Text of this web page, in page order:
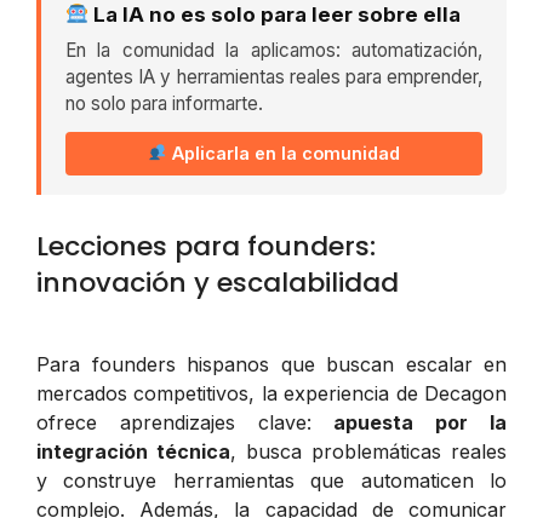
La IA no es solo para leer sobre ella
En la comunidad la aplicamos: automatización,
agentes IA y herramientas reales para emprender,
no solo para informarte.
Aplicarla en la comunidad
Lecciones para founders:
innovación y escalabilidad
Para founders hispanos que buscan escalar en
mercados competitivos, la experiencia de Decagon
ofrece aprendizajes clave: apuesta por la
integración técnica, busca problemáticas reales
y construye herramientas que automaticen lo
complejo. Además, la capacidad de comunicar